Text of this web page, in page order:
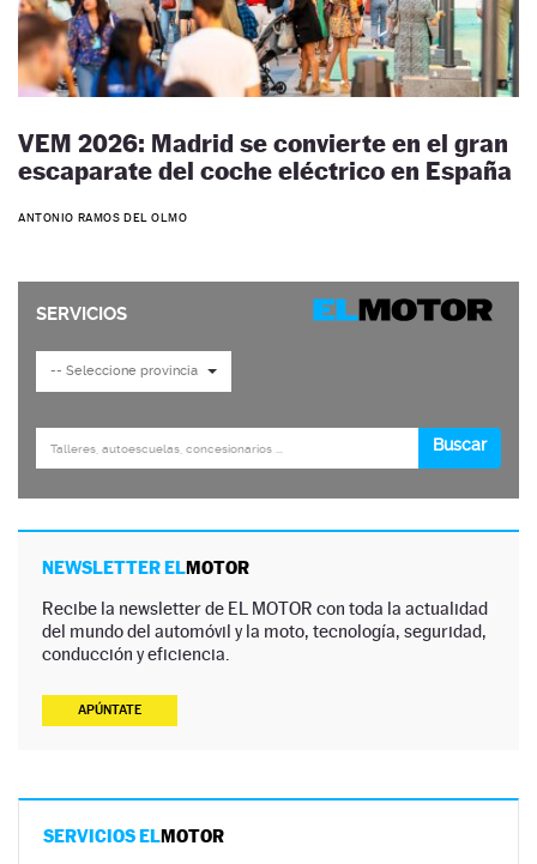
VEM 2026: Madrid se convierte en el gran
escaparate del coche eléctrico en España
ANTONIO RAMOS DEL OLMO
NEWSLETTER ELMOTOR
Recibe la newsletter de EL MOTOR con toda la actualidad
del mundo del automóvil y la moto, tecnología, seguridad,
conducción y eficiencia.
APÚNTATE
SERVICIOS ELMOTOR